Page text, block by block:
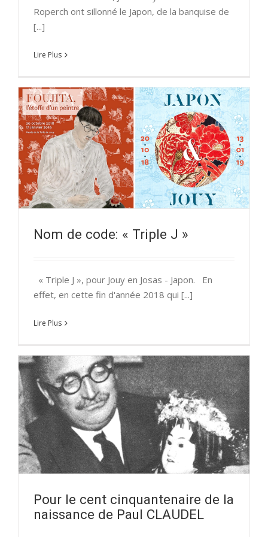
Roperch ont sillonné le Japon, de la banquise de
[...]
Lire Plus
Nom de code: « Triple J »
« Triple J », pour Jouy en Josas - Japon. En
effet, en cette fin d'année 2018 qui [...]
Lire Plus
Pour le cent cinquantenaire de la
naissance de Paul CLAUDEL